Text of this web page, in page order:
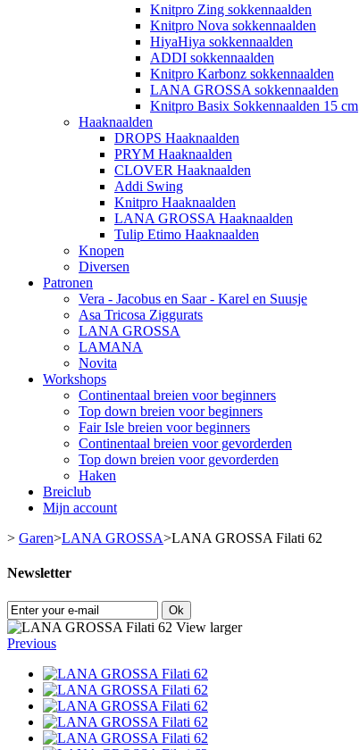
Knitpro Zing sokkennaalden
Knitpro Nova sokkennaalden
HiyaHiya sokkennaalden
ADDI sokkennaalden
Knitpro Karbonz sokkennaalden
LANA GROSSA sokkennaalden
Knitpro Basix Sokkennaalden 15 cm
Haaknaalden
DROPS Haaknaalden
PRYM Haaknaalden
CLOVER Haaknaalden
Addi Swing
Knitpro Haaknaalden
LANA GROSSA Haaknaalden
Tulip Etimo Haaknaalden
Knopen
Diversen
Patronen
Vera - Jacobus en Saar - Karel en Suusje
Asa Tricosa Ziggurats
LANA GROSSA
LAMANA
Novita
Workshops
Continentaal breien voor beginners
Top down breien voor beginners
Fair Isle breien voor beginners
Continentaal breien voor gevorderden
Top down breien voor gevorderden
Haken
Breiclub
Mijn account
> Garen>LANA GROSSA>LANA GROSSA Filati 62
Newsletter
Ok
View larger
Previous